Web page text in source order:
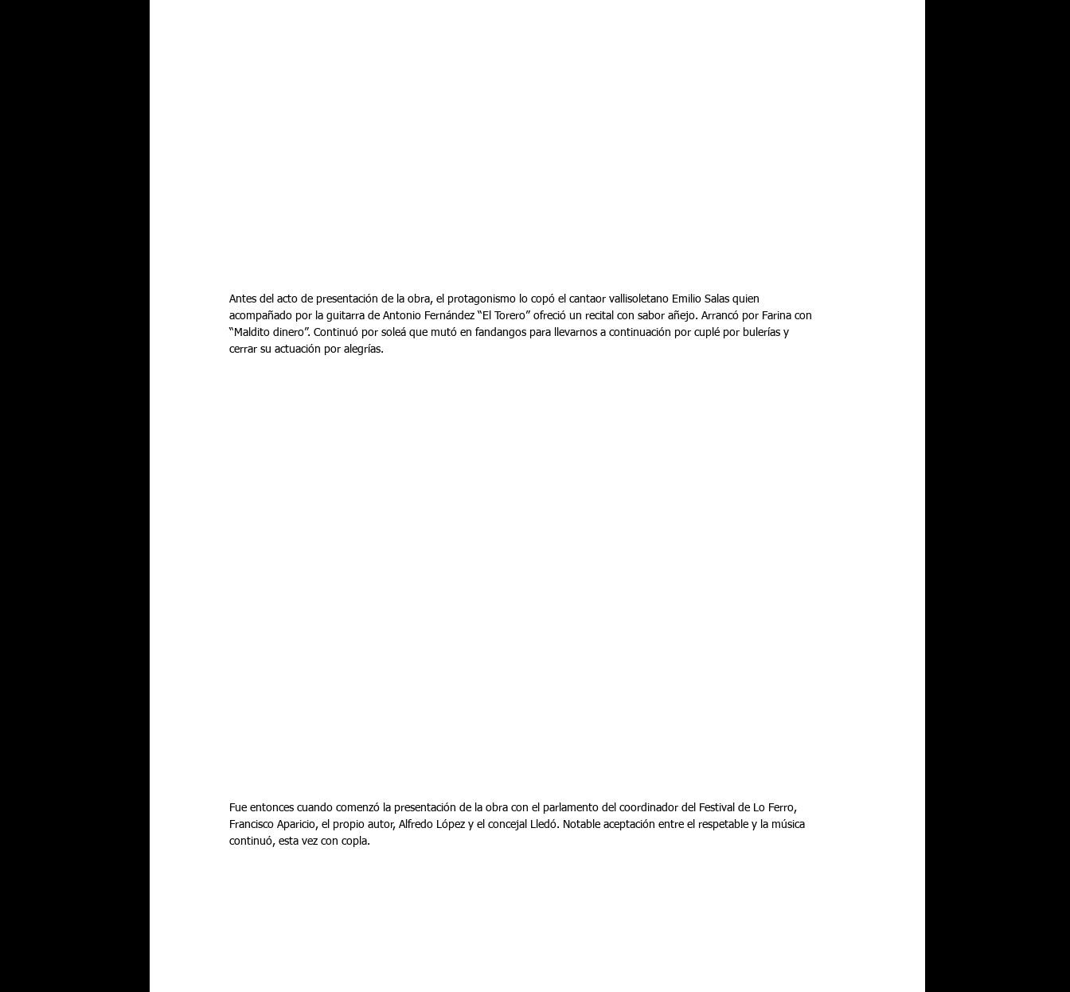
Antes del acto de presentación de la obra, el protagonismo lo copó el cantaor vallisoletano Emilio Salas quien
acompañado por la guitarra de Antonio Fernández “El Torero” ofreció un recital con sabor añejo. Arrancó por Farina con
“Maldito dinero”. Continuó por soleá que mutó en fandangos para llevarnos a continuación por cuplé por bulerías y
cerrar su actuación por alegrías.
Fue entonces cuando comenzó la presentación de la obra con el parlamento del coordinador del Festival de Lo Ferro,
Francisco Aparicio, el propio autor, Alfredo López y el concejal Lledó. Notable aceptación entre el respetable y la música
continuó, esta vez con copla.